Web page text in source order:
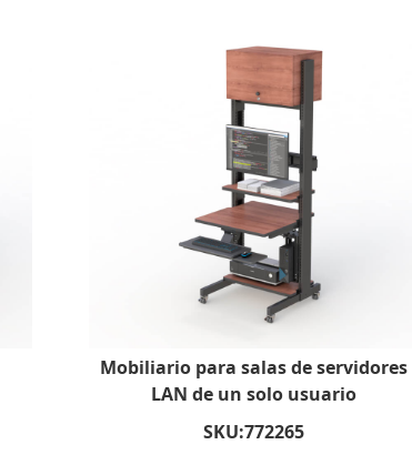
Mobiliario para salas de servidores
LAN de un solo usuario
SKU:772265